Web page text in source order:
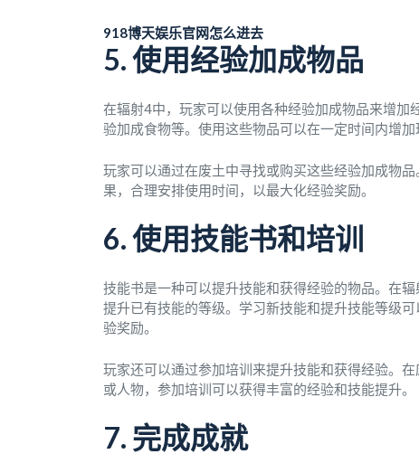
918博天娱乐官网怎么进去
5. 使用经验加成物品
在辐射4中，玩家可以使用各种经验加成物品来增
验加成食物等。使用这些物品可以在一定时间内增加
玩家可以通过在废土中寻找或购买这些经验加成物
果，合理安排使用时间，以最大化经验奖励。
6. 使用技能书和培训
技能书是一种可以提升技能和获得经验的物品。在
提升已有技能的等级。学习新技能和提升技能等级
验奖励。
玩家还可以通过参加培训来提升技能和获得经验。
或人物，参加培训可以获得丰富的经验和技能提升。
7. 完成成就